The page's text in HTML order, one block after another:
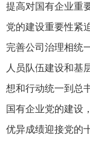
提高对国有企业重
党的建设重要性紧
完善公司治理相统
人员队伍建设和基
想和行动统一到总
国有企业党的建设
优异成绩迎接党的